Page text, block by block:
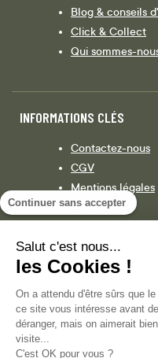
Continuer sans accepter
Salut c'est nous...
les Cookies !
On a attendu d'être sûrs que
ce site vous intéresse avant
déranger, mais on aimerait
visite...
C'est OK pour vous ?
Blog & conseils
Click & Collect
Qui sommes-
INFORMATIONS CLÉS
Contactez-nous
CGV
Mentions légales
Législation
Facebook
COPYRIGHT © 2013-